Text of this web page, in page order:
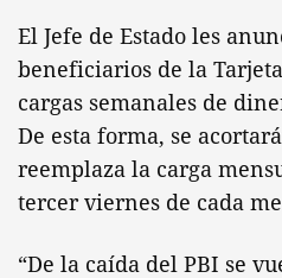
El Jefe de Estado les
beneficiarios de la
cargas semanales de
De esta forma, se
reemplaza la carga
tercer viernes de cada
“De la caída del PBI se